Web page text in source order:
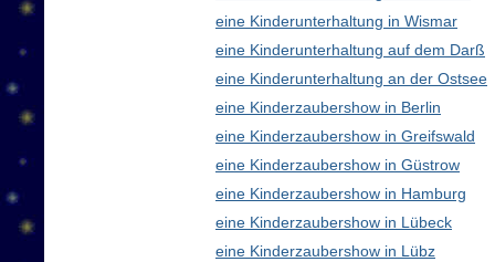
eine Kinderunterhaltung in Wismar
eine Kinderunterhaltung auf dem Darß
eine Kinderunterhaltung an der Ostsee
eine Kinderzaubershow in Berlin
eine Kinderzaubershow in Greifswald
eine Kinderzaubershow in Güstrow
eine Kinderzaubershow in Hamburg
eine Kinderzaubershow in Lübeck
eine Kinderzaubershow in Lübz